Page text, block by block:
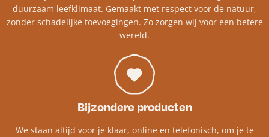
duurzaam leefklimaat. Gemaakt met respect voor de natuur,
zonder schadelijke toevoegingen. Zo zorgen wij voor een betere
wereld.
Bijzondere producten
We staan altijd voor je klaar, online en telefonisch, om je te